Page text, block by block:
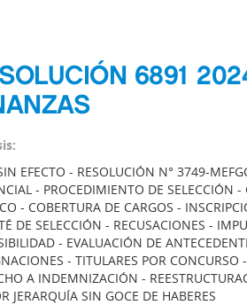
6891
EFECTO - RESOLUCIÓN N° 3749-
- PROCEDIMIENTO DE SELECCIÓN
- COBERTURA DE CARGOS -
DE SELECCIÓN - RECUSACIONES -
- EVALUACIÓN DE
- TITULARES POR
A INDEMNIZACIÓN -
JERARQUÍA SIN GOCE DE HABERES